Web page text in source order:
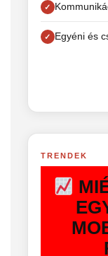
Egyéni és
TRENDEK